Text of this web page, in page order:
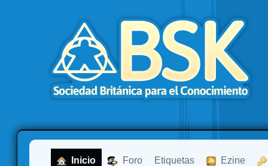
Inicio Foro Etiquetas Ezine